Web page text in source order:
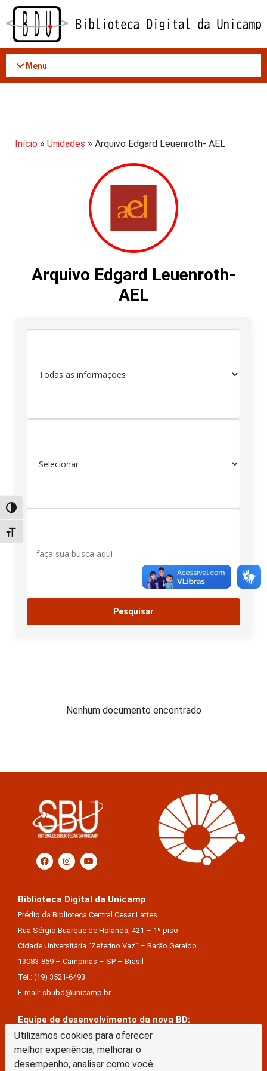
Utilizamos cookies para oferecer
melhor experiência, melhorar o
desempenho, analisar como você
Acessar
conteúdo
Alternar alto contraste
Alternar tamanho da fonte
Menu
Início » Unidades » Arquivo Edgard Leuenroth- AEL
Arquivo Edgard Leuenroth-
AEL
Nenhum documento encontrado
Biblioteca Digital da Unicamp
Prédio da Biblioteca Central Cesar Lattes
Rua Sérgio Buarque de Holanda, 421 – 1º piso
Cidade Universitária “Zeferino Vaz” – Barão Geraldo
13083-859 – Campinas – SP – Brasil
Tel.: (19) 3521-6493
E-mail: sbubd@unicamp.br
Equipe de desenvolvimento da nova BD:
Keite Aparecida Duarte
Márcio Vinícius De Jesus Almeida
Saul Victor De Castro E Silva